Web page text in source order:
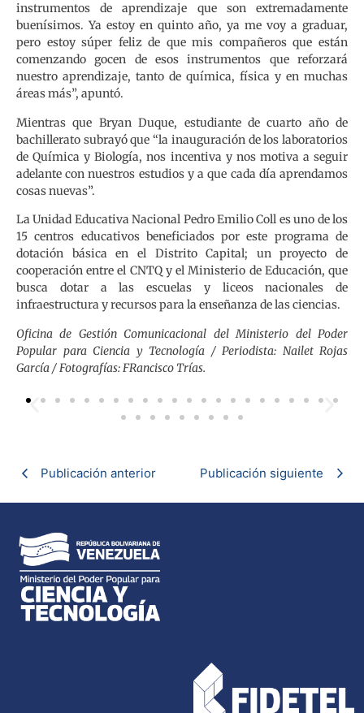
instrumentos de aprendizaje que son extremadamente
buenísimos. Ya estoy en quinto año, ya me voy a graduar,
pero estoy súper feliz de que mis compañeros que están
comenzando gocen de esos instrumentos que reforzará
nuestro aprendizaje, tanto de química, física y en muchas
áreas más”, apuntó.
Mientras que Bryan Duque, estudiante de cuarto año de
bachillerato subrayó que “la inauguración de los laboratorios
de Química y Biología, nos incentiva y nos motiva a seguir
adelante con nuestros estudios y a que cada día aprendamos
cosas nuevas”.
La Unidad Educativa Nacional Pedro Emilio Coll es uno de los
15 centros educativos beneficiados por este programa de
dotación básica en el Distrito Capital; un proyecto de
cooperación entre el CNTQ y el Ministerio de Educación, que
busca dotar a las escuelas y liceos nacionales de
infraestructura y recursos para la enseñanza de las ciencias.
Oficina de Gestión Comunicacional del Ministerio del Poder
Popular para Ciencia y Tecnología / Periodista: Nailet Rojas
García / Fotografías: FRancisco Trías.
Publicación anterior Publicación siguiente